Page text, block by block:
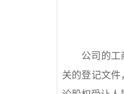
公司的工
关的登记文